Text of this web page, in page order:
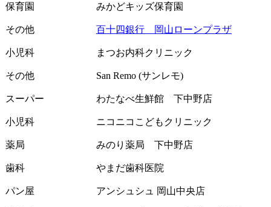
保育園 みかどキッズ保育園
その他 百十四銀行 岡山ローンプラザ
小児科 まつお内科クリニック
その他 San Remo (サンレモ)
スーパー わたなべ生鮮館 下中野店
小児科 ニコニコこどもクリニック
薬局 みのり薬局 下中野店
歯科 やまだ歯科医院
パン屋 アンシュシュ 岡山中央店